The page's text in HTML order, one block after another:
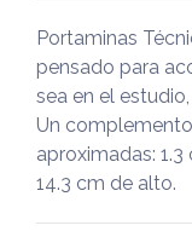
Portaminas
pensado para
sea en el
Un
aproximadas:
14.3 cm de alto.